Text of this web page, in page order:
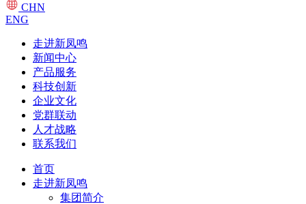
CHN
ENG
走进新凤鸣
新闻中心
产品服务
科技创新
企业文化
党群联动
人才战略
联系我们
首页
走进新凤鸣
集团简介